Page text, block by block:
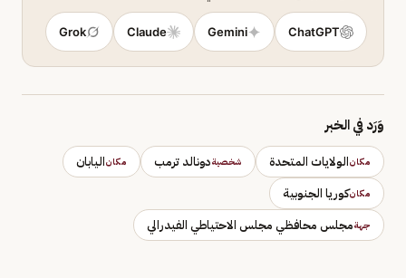
ChatGPT
Gemini
Claude
Grok
وَرَد في الخبر
مكانالولايات المتحدة شخصيةدونالد ترمب مكاناليابان
مكانكوريا الجنوبية
جهةمجلس محافظي مجلس الاحتياطي الفيدرالي